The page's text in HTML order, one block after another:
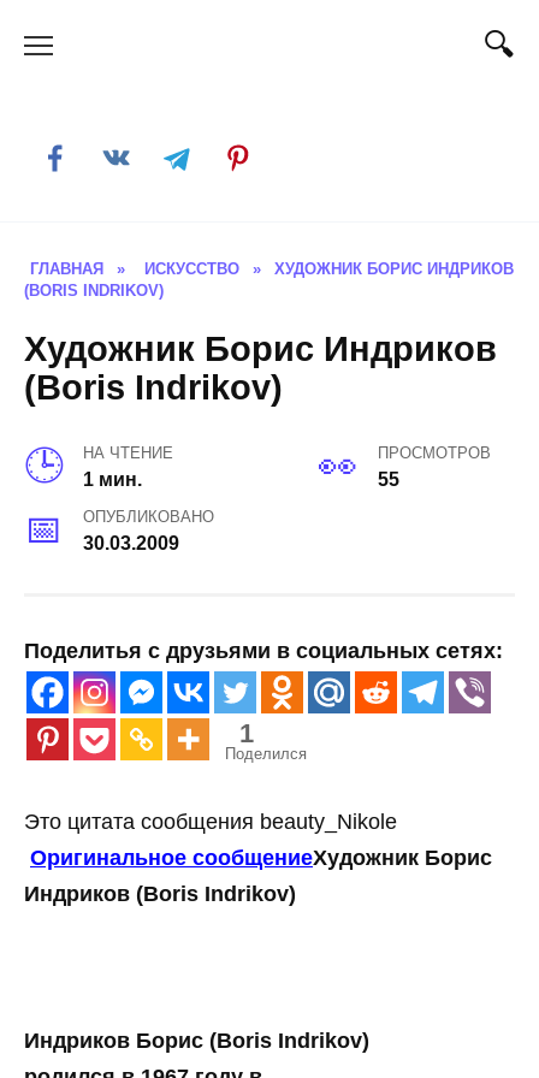
ГЛАВНАЯ » ИСКУССТВО »
ХУДОЖНИК БОРИС ИНДРИКОВ
(BORIS INDRIKOV)
Художник Борис Индриков
(Boris Indrikov)
НА ЧТЕНИЕ
1 мин.
ПРОСМОТРОВ
55
ОПУБЛИКОВАНО
30.03.2009
Поделитья с друзьями в социальных сетях:
1
Поделился
Это цитата сообщения beauty_Nikole
Оригинальное сообщениеХудожник Борис
Индриков (Boris Indrikov)
Индриков Борис (Boris Indrikov)